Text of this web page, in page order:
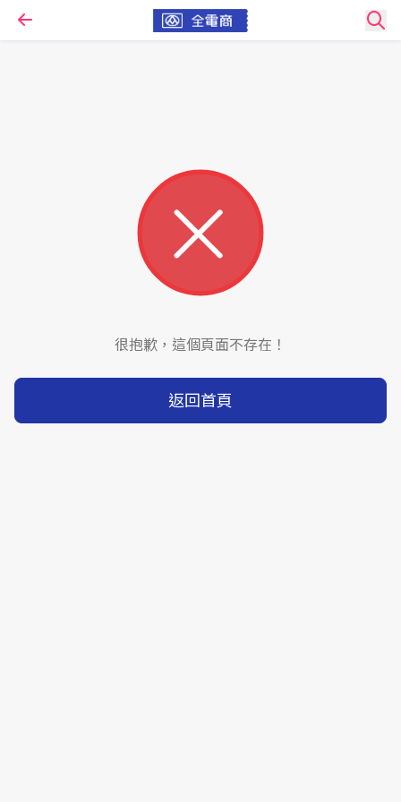
很抱歉，這個頁面不存在！
返回首頁